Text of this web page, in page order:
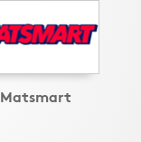
Matsmart